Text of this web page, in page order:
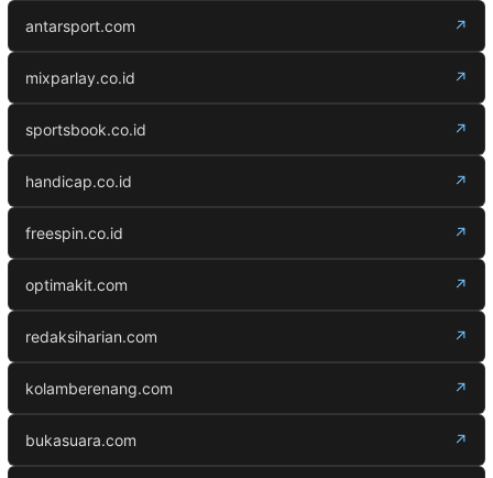
antarsport.com ↗
mixparlay.co.id ↗
sportsbook.co.id ↗
handicap.co.id ↗
freespin.co.id ↗
optimakit.com ↗
redaksiharian.com ↗
kolamberenang.com ↗
bukasuara.com ↗